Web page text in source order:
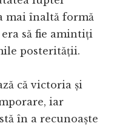
mai înaltă formă
să fie amintiți
posterității.
că victoria și
iar
în a recunoaște